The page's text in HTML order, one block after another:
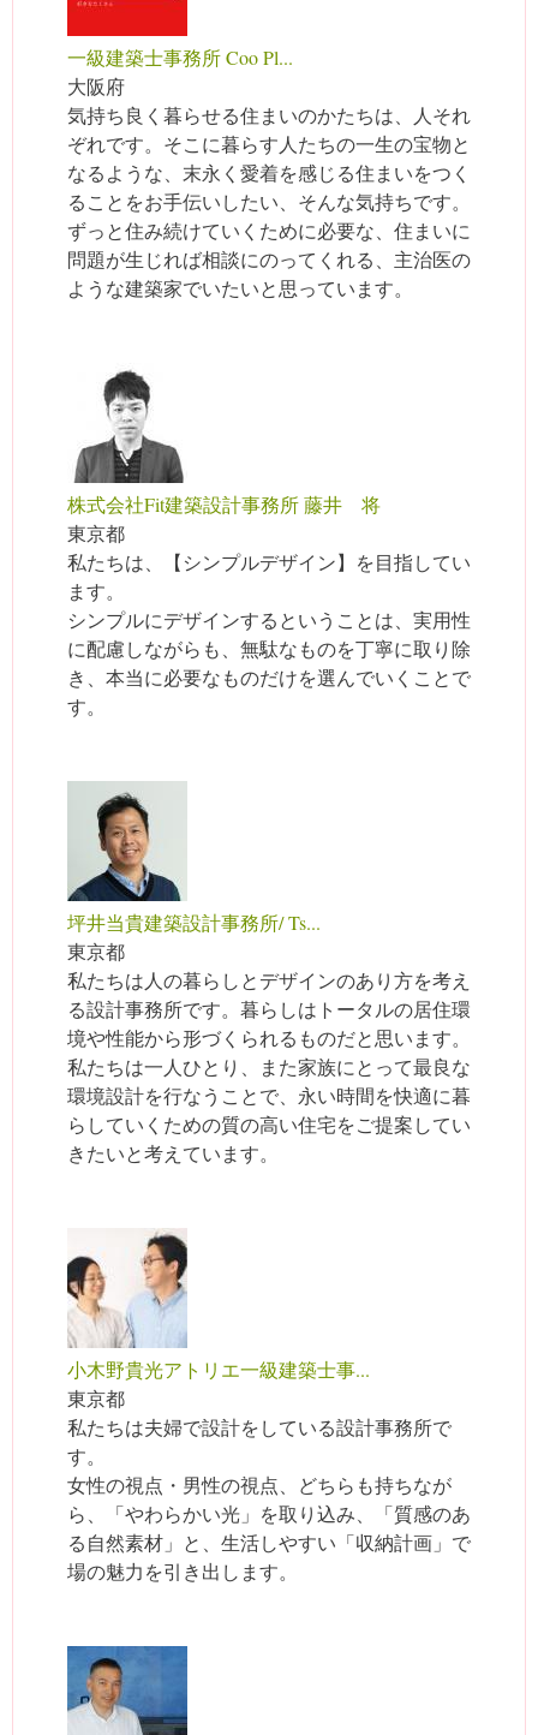
一級建築士事務所 Coo Pl...
大阪府
気持ち良く暮らせる住まいのかたちは、人それ
ぞれです。そこに暮らす人たちの一生の宝物と
なるような、末永く愛着を感じる住まいをつく
ることをお手伝いしたい、そんな気持ちです。
ずっと住み続けていくために必要な、住まいに
問題が生じれば相談にのってくれる、主治医の
ような建築家でいたいと思っています。
株式会社Fit建築設計事務所 藤井 将
東京都
私たちは、【シンプルデザイン】を目指してい
ます。
シンプルにデザインするということは、実用性
に配慮しながらも、無駄なものを丁寧に取り除
き、本当に必要なものだけを選んでいくことで
す。
坪井当貴建築設計事務所/ Ts...
東京都
私たちは人の暮らしとデザインのあり方を考え
る設計事務所です。暮らしはトータルの居住環
境や性能から形づくられるものだと思います。
私たちは一人ひとり、また家族にとって最良な
環境設計を行なうことで、永い時間を快適に暮
らしていくための質の高い住宅をご提案してい
きたいと考えています。
小木野貴光アトリエ一級建築士事...
東京都
私たちは夫婦で設計をしている設計事務所で
す。
女性の視点・男性の視点、どちらも持ちなが
ら、「やわらかい光」を取り込み、「質感のあ
る自然素材」と、生活しやすい「収納計画」で
場の魅力を引き出します。